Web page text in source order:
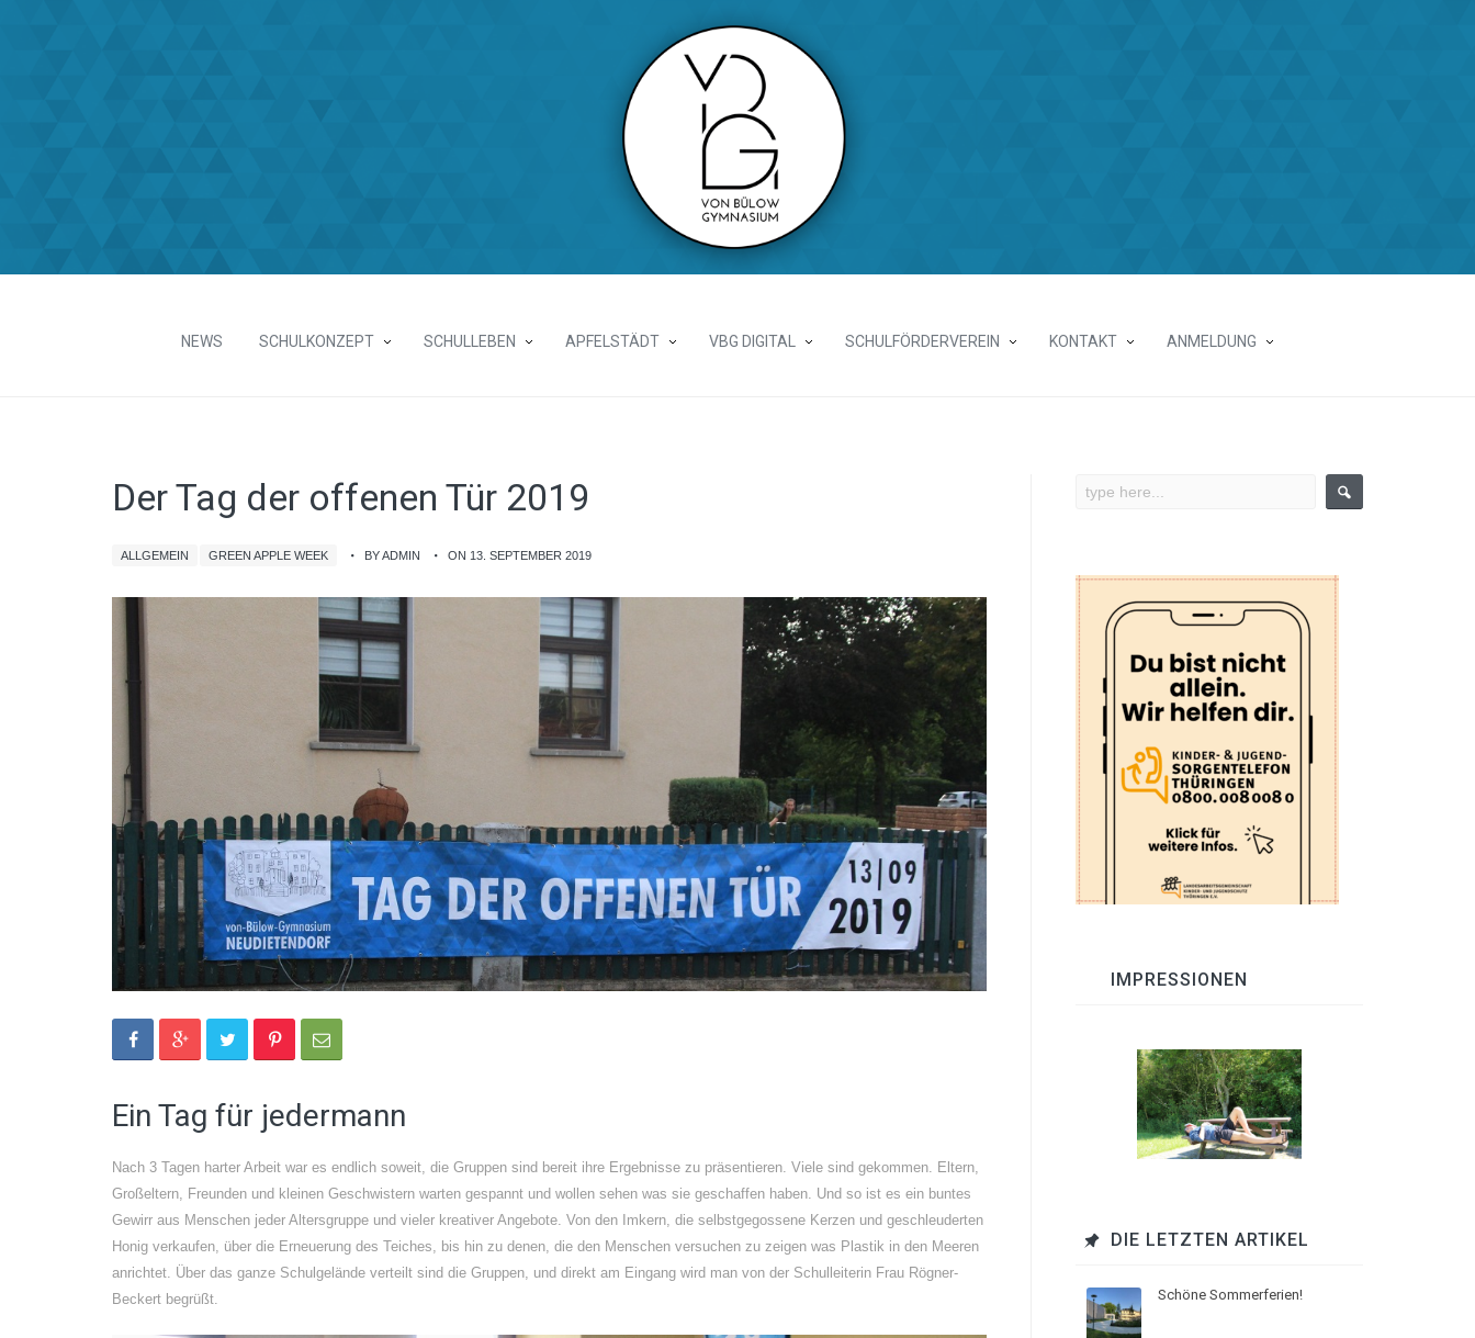
NEWS SCHULKONZEPT SCHULLEBEN APFELSTÄDT VBG DIGITAL SCHULFÖRDERVEREIN KONTAKT ANMELDUNG
Der Tag der offenen Tür 2019
ALLGEMEIN GREEN APPLE WEEK BY ADMIN ON 13. SEPTEMBER 2019
Ein Tag für jedermann
Nach 3 Tagen harter Arbeit war es endlich soweit, die Gruppen sind bereit ihre Ergebnisse zu präsentieren. Viele sind gekommen. Eltern,
Großeltern, Freunden und kleinen Geschwistern warten gespannt und wollen sehen was sie geschaffen haben. Und so ist es ein buntes
Gewirr aus Menschen jeder Altersgruppe und vieler kreativer Angebote. Von den Imkern, die selbstgegossene Kerzen und geschleuderten
Honig verkaufen, über die Erneuerung des Teiches, bis hin zu denen, die den Menschen versuchen zu zeigen was Plastik in den Meeren
anrichtet. Über das ganze Schulgelände verteilt sind die Gruppen, und direkt am Eingang wird man von der Schulleiterin Frau Rögner-
Beckert begrüßt.
IMPRESSIONEN
DIE LETZTEN ARTIKEL
Schöne Sommerferien!